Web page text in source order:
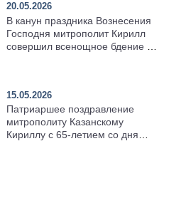
20.05.2026
В канун праздника Вознесения
Господня митрополит Кирилл
совершил всенощное бдение в
15.05.2026
Патриаршее поздравление
митрополиту Казанскому
Кириллу с 65-летием со дня